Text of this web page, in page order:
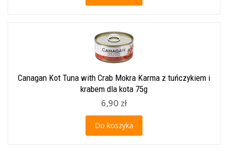
Canagan Kot Tuna with Crab Mokra Karma z tuńczykiem i
krabem dla kota 75g
6,90 zł
Do koszyka